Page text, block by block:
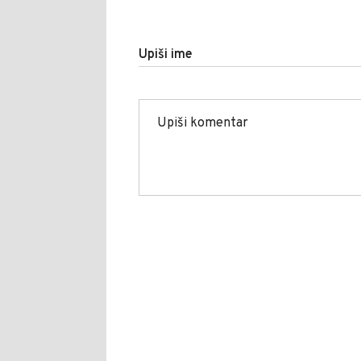
Upiši ime